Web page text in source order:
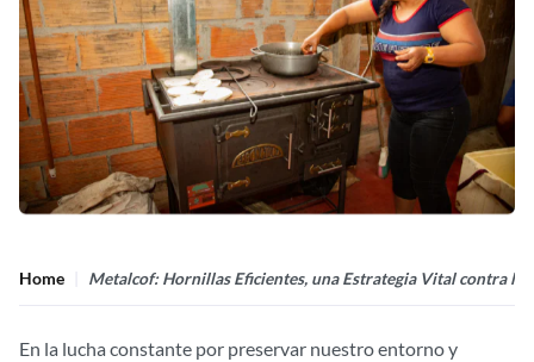
Home Metalcof: Hornillas Eficientes, una Estrategia Vital contra la
En la lucha constante por preservar nuestro entorno y